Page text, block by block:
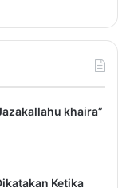
khaira”
Ketika